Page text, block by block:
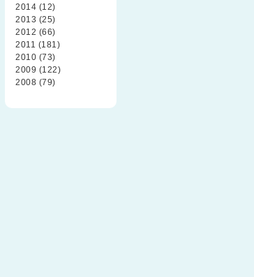
2014 (12)
2013 (25)
2012 (66)
2011 (181)
2010 (73)
2009 (122)
2008 (79)